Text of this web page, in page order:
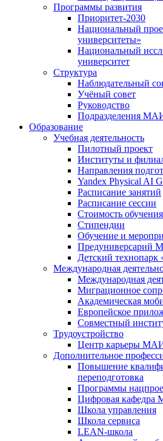
Программы развития
Приоритет-2030
Национальный
университеты»
Национальный
университет
Структура
Наблюдательный
Учёный совет
Руководство
Подразделения
Образование
Учебная деятельность
Пилотный проект
Институты и
Направления
Yandex Physical AI
Расписание занятий
Расписание сессии
Стоимость обучения
Стипендии
Обучение и
Предуниверсарий
Детский технопарк
Международная
Международная
Миграционное
Академическая
Европейское
Совместный
Трудоустройство
Центр карьеры
Дополнительное
Повышение
переподготовка
Программы
Цифровая
Школа управления
Школа сервиса
LEAN-школа